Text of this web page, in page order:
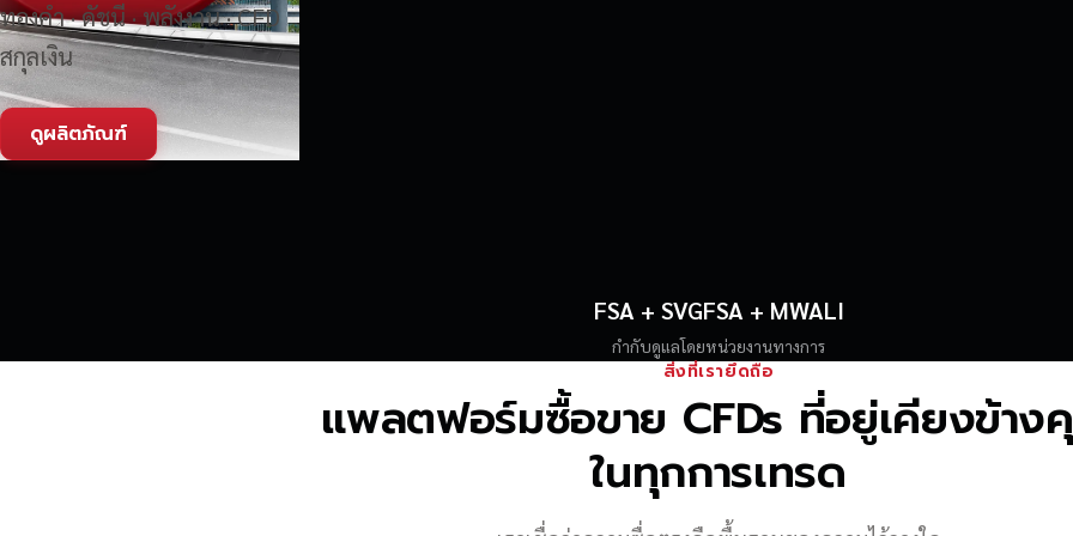
ทองคำ · ดัชนี · พลังงาน · CFD
สกุลเงิน
ดูผลิตภัณฑ์
FSA + SVGFSA + MWALI
กำกับดูแลโดยหน่วยงานทางการ
สิ่งที่เรายึดถือ
แพลตฟอร์มซื้อขาย CFDs ที่อยู่เคียงข้า
ในทุกการเทรด